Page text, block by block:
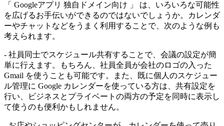
「 Googleアプリ 独自ドメイン向け 」 は、いろいろな可能性
を広げるお手伝いができるのではないでしょうか。カレンダ
ーやチャットなどをうまく利用することで、次のような例も
考えられます。
- 社員同士でスケジュール共有することで、会議の設定が簡
単に行えます。もちろん、社員全員が会社のロゴの入った
Gmail を使うことも可能です。また、既に個人のスケジュー
ル管理に Google カレンダーを使っている方は、共有設定を
行い、ビジネスとプライベートの両方の予定を同時に表示し
て使うのも便利かもしれません。